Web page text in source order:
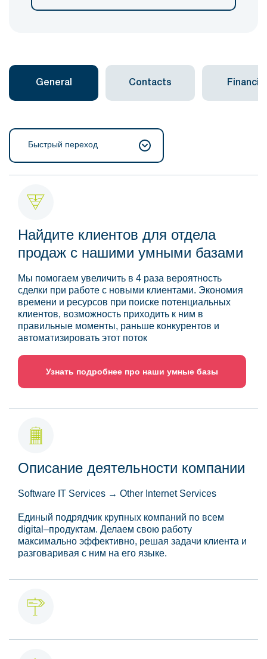
General Contacts Financial
Быстрый переход
Найдите клиентов для отдела
продаж с нашими умными базами
Мы помогаем увеличить в 4 раза вероятность
сделки при работе с новыми клиентами. Экономия
времени и ресурсов при поиске потенциальных
клиентов, возможность приходить к ним в
правильные моменты, раньше конкурентов и
автоматизировать этот поток
Узнать подробнее про наши умные базы
Описание деятельности компании
Software IT Services → Other Internet Services
Единый подрядчик крупных компаний по всем
digital–продуктам. Делаем свою работу
максимально эффективно, решая задачи клиента и
разговаривая с ним на его языке.